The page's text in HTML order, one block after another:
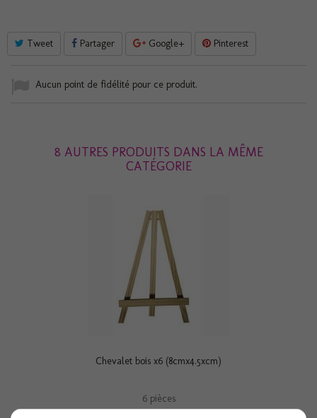
Tweet Partager Google+ Pinterest
Aucun point de fidélité pour ce produit.
8 AUTRES PRODUITS DANS LA MÊME
CATÉGORIE
Chevalet bois x6 (8cmx4.5xcm)
6 pièces